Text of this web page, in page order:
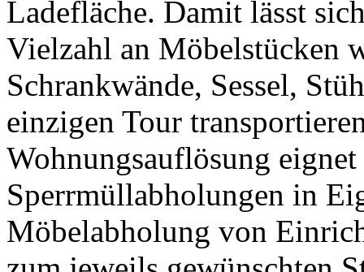
Ladefläche. Damit lässt
Vielzahl an Möbelstücken
Schrankwände, Sessel,
einzigen Tour
Wohnungsauflösung
Sperrmüllabholungen in
Möbelabholung von